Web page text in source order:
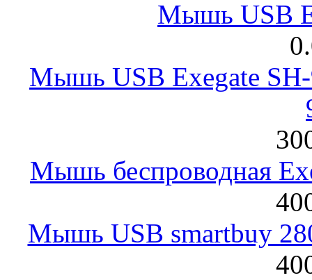
Мышь USB
Мышь USB Exegate
Мышь беспроводная
Мышь USB smartbuy